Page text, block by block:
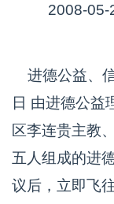
2008-05-
进德公益、
日 由进德公益
区李连贵主教
五人组成的进
议后，立即飞